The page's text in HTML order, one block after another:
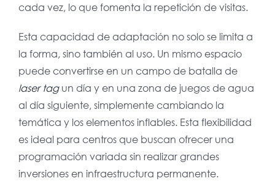
cada vez, lo que fomenta la repetición de visitas.
Esta capacidad de adaptación no solo se limita a
la forma, sino también al uso. Un mismo espacio
puede convertirse en un campo de batalla de
laser tagun día y en una zona de juegos de agua
al día siguiente, simplemente cambiando la
temática y los elementos inflables. Esta flexibilidad
es ideal para centros que buscan ofrecer una
programación variada sin realizar grandes
inversiones en infraestructura permanente.